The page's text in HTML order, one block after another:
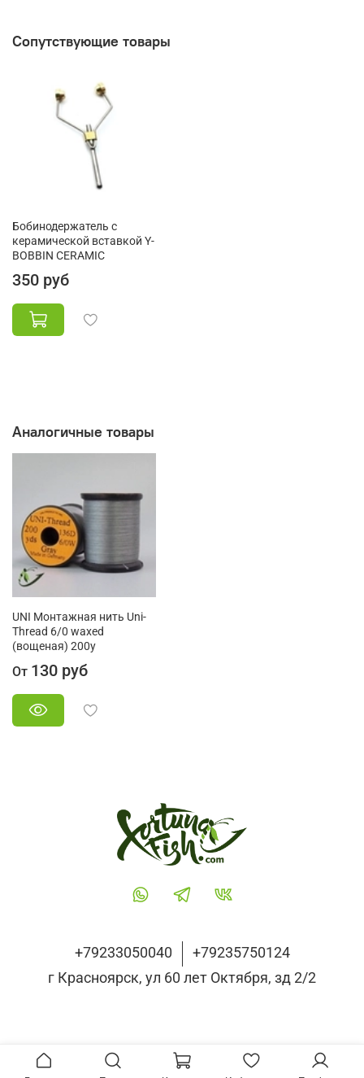
Сопутствующие товары
Бобинодержатель c
керамической вставкой Y-
BOBBIN CERAMIC
350 руб
Аналогичные товары
UNI Монтажная нить Uni-
Thread 6/0 waxed
(вощеная) 200y
От 130 руб
+79233050040
+79235750124
г Красноярск, ул 60 лет Октября, зд 2/2